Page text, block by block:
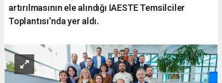
artırılmasının ele alındığı IAESTE Temsilciler
Toplantısı’nda yer aldı.